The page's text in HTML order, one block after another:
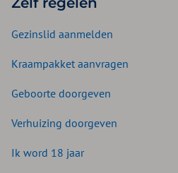
Gezinslid aanmelden
Kraampakket aanvragen
Geboorte doorgeven
Verhuizing doorgeven
Ik word 18 jaar